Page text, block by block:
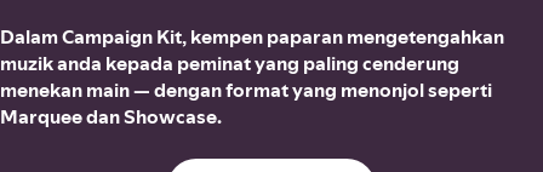
Dalam Campaign Kit, kempen paparan mengetengahkan
muzik anda kepada peminat yang paling cenderung
menekan main — dengan format yang menonjol seperti
Marquee dan Showcase.